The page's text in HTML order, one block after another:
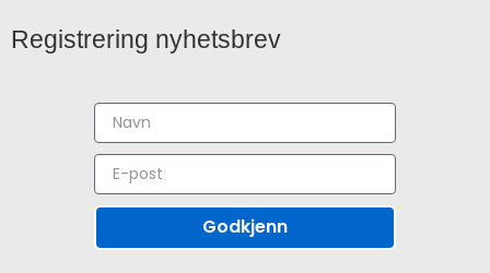
Registrering nyhetsbrev
Godkjenn